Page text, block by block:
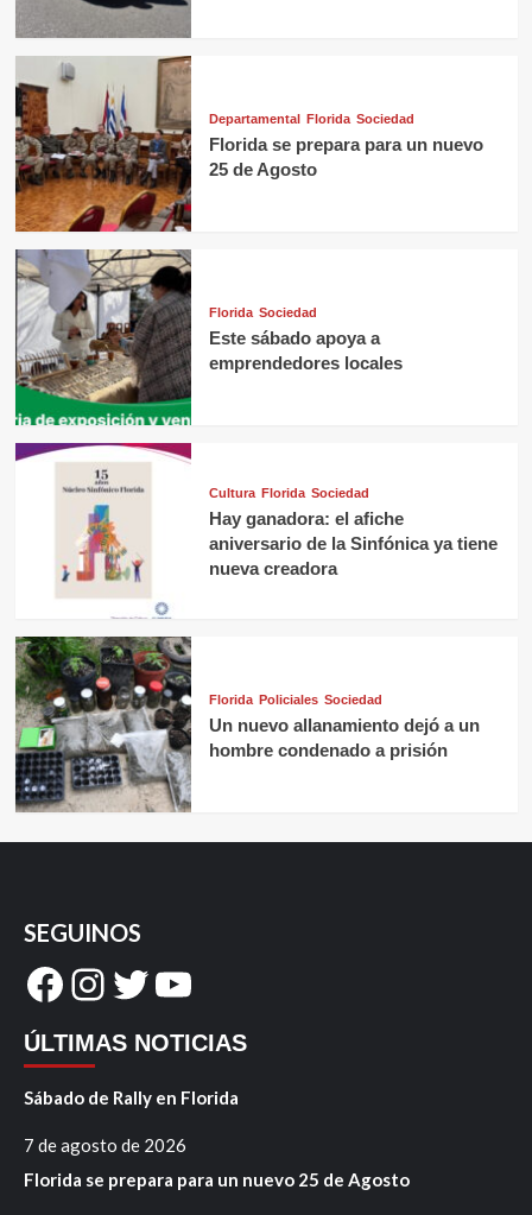
Departamental Florida Sociedad
Florida se prepara para un nuevo
25 de Agosto
Florida Sociedad
Este sábado apoya a
emprendedores locales
Cultura Florida Sociedad
Hay ganadora: el afiche
aniversario de la Sinfónica ya tiene
nueva creadora
Florida Policiales Sociedad
Un nuevo allanamiento dejó a un
hombre condenado a prisión
SEGUINOS
Facebook
Instagram
Twitter
YouTube
ÚLTIMAS NOTICIAS
Sábado de Rally en Florida
7 de agosto de 2026
Florida se prepara para un nuevo 25 de Agosto